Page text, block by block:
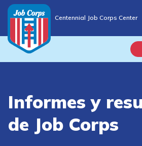
to
content
Centennial Job Corps Center
Vida En El
Habilidades
Informes y
de Job Corps